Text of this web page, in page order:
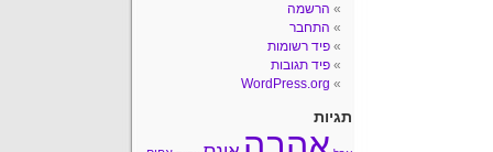
הרשמה
התחבר
פיד רשומות
פיד תגובות
WordPress.org
תגיות